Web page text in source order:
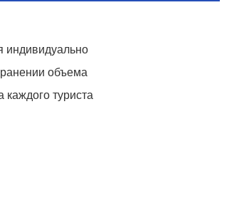
индивидуально
объема
туриста